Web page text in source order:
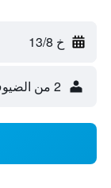
خ 13/8
2 من الضيوف، غرفة واحدة